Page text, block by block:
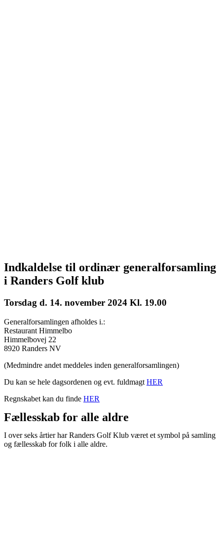
Indkaldelse til ordinær generalforsamling
i Randers Golf klub
Torsdag d. 14. november 2024 Kl. 19.00
Generalforsamlingen afholdes i.:
Restaurant Himmelbo
Himmelbovej 22
8920 Randers NV
(Medmindre andet meddeles inden generalforsamlingen)
Du kan se hele dagsordenen og evt. fuldmagt HER
Regnskabet kan du finde HER
Fællesskab for alle aldre
I over seks årtier har Randers Golf Klub været et symbol på samling
og fællesskab for folk i alle aldre.